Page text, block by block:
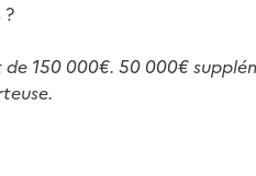
150 000€. 50 000€